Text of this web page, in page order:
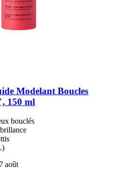
Modelant Boucles
150 ml
bouclés
août